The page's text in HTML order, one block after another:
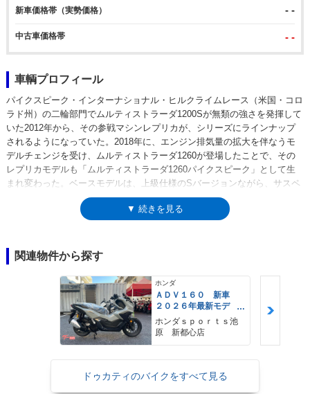
新車価格帯（実勢価格） - -
中古車価格帯 - -
車輌プロフィール
パイクスピーク・インターナショナル・ヒルクライムレース（米国・コロ
ラド州）の二輪部門でムルティストラーダ1200Sが無類の強さを発揮して
いた2012年から、その参戦マシンレプリカが、シリーズにラインナップ
されるようになっていた。2018年に、エンジン排気量の拡大を伴なうモ
デルチェンジを受け、ムルティストラーダ1260が登場したことで、その
レプリカモデルも「ムルティストラーダ1260パイクスピーク」として生
まれ変わった。ベースモデルは、上級仕様のSバージョンながら、サスペ
ンションはセミアクティブではなく、あえて機械式が採用されていた。前
後ともオーリンズ製で、フロントには48mm径のチタンコートフルアジャ
ータイプのレーシングスクリーンもカーボンファイバー素材だった。ベー
スモデル同様に、コーナリングABS、トラクションコントロール、ウイリ
ーコントロール、クルーズコントロールなどを搭載。クイックシフターも
採用していた。
▼ 続きを見る
関連物件から探す
ホンダ
ＡＤＶ１６０ 新車
２０２６年最新モデ
ル パールスモーキー
グレー スマートキ
ー ２９Ｌメットイ
ホンダｓｐｏｒｔｓ池
原 新都心店
ドゥカティのバイクをすべて見る